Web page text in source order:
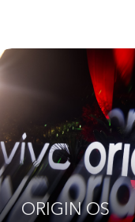
ORIGIN OS